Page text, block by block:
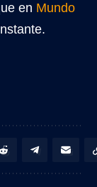
en Mundo